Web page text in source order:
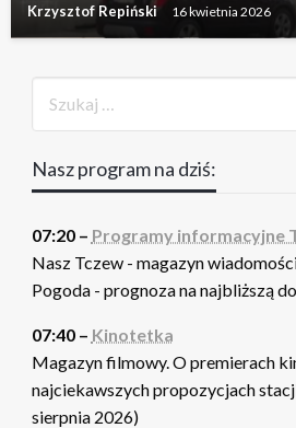
Krzysztof Repiński 16 kwietnia 2026
Nasz program na dziś:
07:20 – Programy informacyjne
Nasz Tczew - magazyn
Pogoda - prognoza na najbliższą
07:40 – Kinotetka
Magazyn filmowy. O premierach
najciekawszych propozycjach
sierpnia 2026)